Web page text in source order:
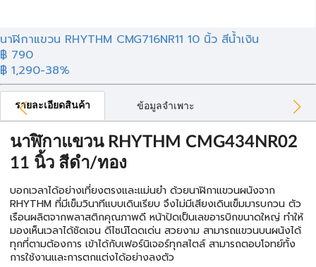
นาฬิกาแขวน RHYTHM CMG716NR11 10 นิ้ว สีน้ำเงิน
฿ 790
฿ 1,290-38%
รายละเอียดสินค้า ข้อมูลจำเพาะ
นาฬิกาแขวน RHYTHM CMG434NR02
11 นิ้ว สีดำ/ทอง
บอกเวลาได้อย่างเที่ยงตรงและแม่นยำ ด้วยนาฬิกาแขวนผนังจาก
RHYTHM ที่มีเข็มวินาทีแบบเดินเรียบ จึงไม่มีเสียงเดินเข็มมารบกวน ตัว
เรือนผลิตจากพลาสติกคุณภาพดี หน้าปัดเป็นเลขอารบิกขนาดใหญ่ ทำให้
มองเห็นเวลาได้ชัดเจน ดีไซน์โดดเด่น สวยงาม สามารถแขวนบนผนังได้
ทุกที่ตามต้องการ เข้าได้กับเฟอร์นิเจอร์ทุกสไตล์ สามารถตอบโจทย์ทั้ง
การใช้งานและการตกแต่งได้อย่างลงตัว